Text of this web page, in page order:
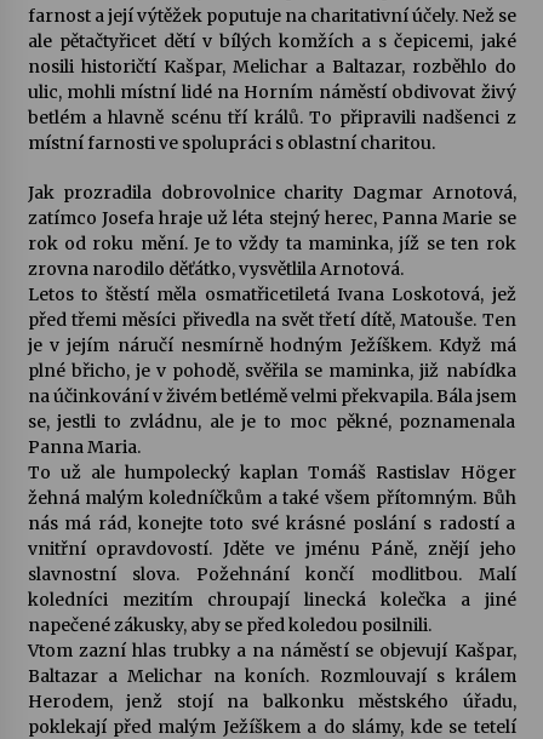
Jenakaši
28. 7. 2026
Votavžatský ploty
23. 7. 2026
Letní koncerty ve Stromovce: Rufus Miller
22. 7. 2026
Vysočinka
17. 7. 2026
14. 7. 2026
Za kulturou kousek za Humpolec. V Želivě ožije
odkaz Josefa Čapka
13. 7. 2026
Varhanní recitál Michala Novenka v Klášteře
Želiv
3. 7. 2026
farnost a její výtěžek poputuje na charitativní účely. Než se
ale pětačtyřicet dětí v bílých komžích a s čepicemi, jaké
nosili historičtí Kašpar, Melichar a Baltazar, rozběhlo do
ulic, mohli místní lidé na Horním náměstí obdivovat živý
betlém a hlavně scénu tří králů. To připravili nadšenci z
místní farnosti ve spolupráci s oblastní charitou.
Jak prozradila dobrovolnice charity Dagmar Arnotová,
zatímco Josefa hraje už léta stejný herec, Panna Marie se
rok od roku mění. Je to vždy ta maminka, jíž se ten rok
zrovna narodilo děťátko, vysvětlila Arnotová.
Letos to štěstí měla osmatřicetiletá Ivana Loskotová, jež
před třemi měsíci přivedla na svět třetí dítě, Matouše. Ten
je v jejím náručí nesmírně hodným Ježíškem. Když má
plné břicho, je v pohodě, svěřila se maminka, již nabídka
na účinkování v živém betlémě velmi překvapila. Bála jsem
se, jestli to zvládnu, ale je to moc pěkné, poznamenala
Panna Maria.
To už ale humpolecký kaplan Tomáš Rastislav Höger
žehná malým koledníčkům a také všem přítomným. Bůh
nás má rád, konejte toto své krásné poslání s radostí a
vnitřní opravdovostí. Jděte ve jménu Páně, znějí jeho
slavnostní slova. Požehnání končí modlitbou. Malí
koledníci mezitím chroupají linecká kolečka a jiné
napečené zákusky, aby se před koledou posilnili.
Vtom zazní hlas trubky a na náměstí se objevují Kašpar,
Baltazar a Melichar na koních. Rozmlouvají s králem
Herodem, jenž stojí na balkonku městského úřadu,
poklekají před malým Ježíškem a do slámy, kde se tetelí